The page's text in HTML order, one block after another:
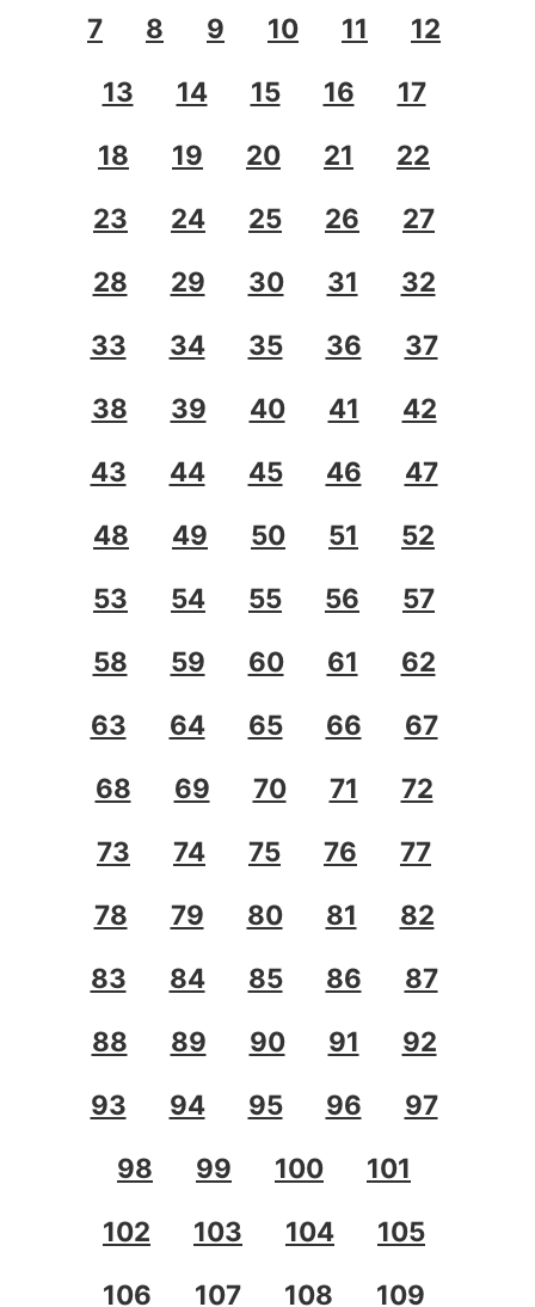
7
8 9 10 11
12
13
14 15 16
17
18
19 20 21
22
23
24 25 26
27
28
29 30 31
32
33
34 35 36
37
38
39 40 41
42
43
44 45 46
47
48
49 50 51
52
53
54 55 56
57
58
59 60 61
62
63
64 65 66
67
68
69 70 71
72
73
74 75 76
77
78
79 80 81
82
83
84 85 86
87
88
89 90 91
92
93
94 95 96
97
98
99 100
101
102
103 104
105
106
107 108 109